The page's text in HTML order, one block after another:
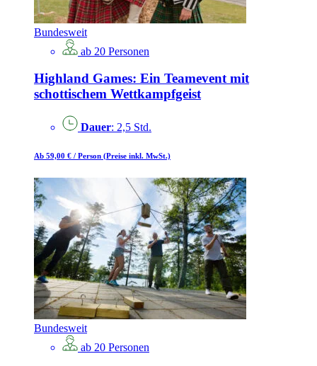
Bundesweit
ab 20 Personen
Highland Games: Ein Teamevent mit
schottischem Wettkampfgeist
Dauer: 2,5 Std.
Ab 59,00 € / Person (Preise inkl. MwSt.)
Bundesweit
ab 20 Personen